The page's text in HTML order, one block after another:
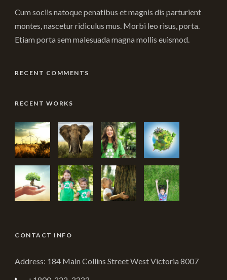
Cum sociis natoque penatibus et magnis dis parturient
montes, nascetur ridiculus mus. Morbi leo risus, porta.
Etiam porta sem malesuada magna mollis euismod.
RECENT COMMENTS
RECENT WORKS
CONTACT INFO
Address: 184 Main Collins Street West Victoria 8007